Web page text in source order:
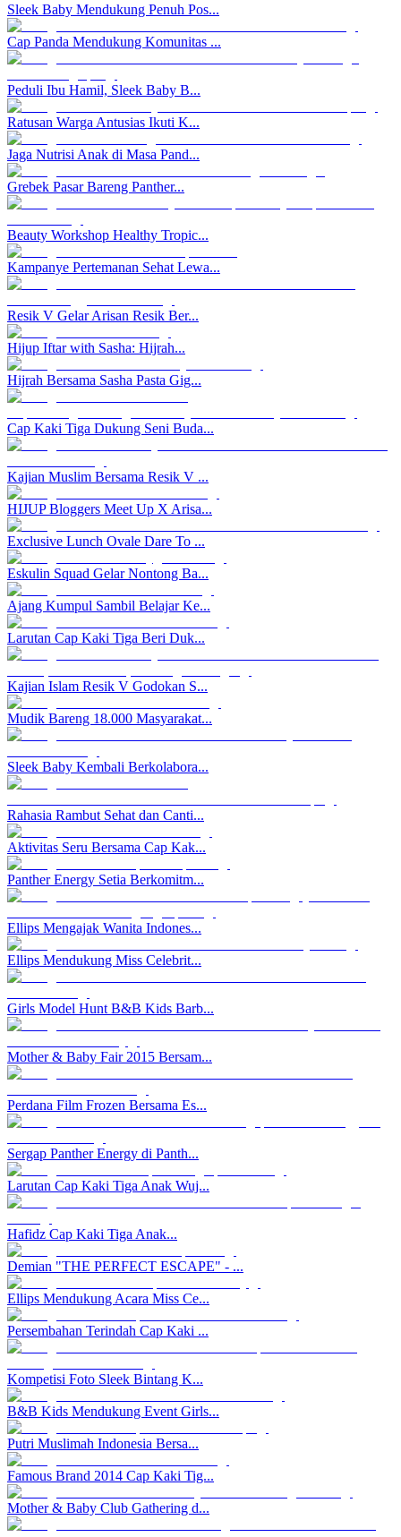
Sleek Baby Mendukung Penuh Pos...
Cap Panda Mendukung Komunitas ...
Peduli Ibu Hamil, Sleek Baby B...
Ratusan Warga Antusias Ikuti K...
Jaga Nutrisi Anak di Masa Pand...
Grebek Pasar Bareng Panther...
Beauty Workshop Healthy Tropic...
Kampanye Pertemanan Sehat Lewa...
Resik V Gelar Arisan Resik Ber...
Hijup Iftar with Sasha: Hijrah...
Hijrah Bersama Sasha Pasta Gig...
Cap Kaki Tiga Dukung Seni Buda...
Kajian Muslim Bersama Resik V ...
HIJUP Bloggers Meet Up X Arisa...
Exclusive Lunch Ovale Dare To ...
Eskulin Squad Gelar Nontong Ba...
Ajang Kumpul Sambil Belajar Ke...
Larutan Cap Kaki Tiga Beri Duk...
Kajian Islam Resik V Godokan S...
Mudik Bareng 18.000 Masyarakat...
Sleek Baby Kembali Berkolabora...
Rahasia Rambut Sehat dan Canti...
Aktivitas Seru Bersama Cap Kak...
Panther Energy Setia Berkomitm...
Ellips Mengajak Wanita Indones...
Ellips Mendukung Miss Celebrit...
Girls Model Hunt B&B Kids Barb...
Mother & Baby Fair 2015 Bersam...
Perdana Film Frozen Bersama Es...
Sergap Panther Energy di Panth...
Larutan Cap Kaki Tiga Anak Wuj...
Hafidz Cap Kaki Tiga Anak...
Demian "THE PERFECT ESCAPE" - ...
Ellips Mendukung Acara Miss Ce...
Persembahan Terindah Cap Kaki ...
Kompetisi Foto Sleek Bintang K...
B&B Kids Mendukung Event Girls...
Putri Muslimah Indonesia Bersa...
Famous Brand 2014 Cap Kaki Tig...
Mother & Baby Club Gathering d...